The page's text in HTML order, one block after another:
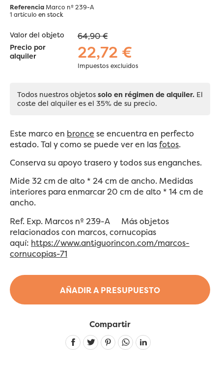
ReferenciaMarco nº 239-A
1 artículo en stock
AÑADIR A PRESUPUESTO
Valor del objeto 64,90 €
Precio por
alquiler
22,72 €
Impuestos excluidos
Todos nuestros objetos solo en régimen de alquiler. El
coste del alquiler es el 35% de su precio.
Este marco en bronce se encuentra en perfecto
estado. Tal y como se puede ver en lasfotos.
Conserva su apoyo trasero y todos sus enganches.
Mide 32 cm de alto * 24 cm de ancho. Medidas
interiores para enmarcar 20 cm de alto * 14 cm de
ancho.
Ref. Exp. Marcos nº 239-A
Más objetos
relacionados con marcos, cornucopias
aquí: https://www.antiguorincon.com/marcos-
cornucopias-71
Compartir
Linkedin